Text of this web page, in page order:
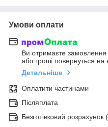
Умови оплати
Ви отримаєте замовлення
або гроші повернуться на
Детальніше
Оплатити частинами
Післяплата
Безготівковий